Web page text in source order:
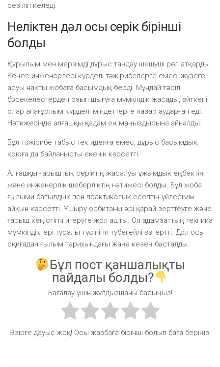
сезіліп келеді.
Неліктен дәл осы серік бірінші
болды
Құрылым мен мерзімді дұрыс таңдау шешуші рөл атқарды.
Кеңес инженерлері күрделі тәжірибелерге емес, жүзеге
асуы нақты жобаға басымдық берді. Мұндай тәсіл
бәсекелестерден озып шығуға мүмкіндік жасады, өйткені
олар анағұрлым күрделі міндеттерге назар аударған еді.
Нәтижесінде алғашқы қадам ең маңыздысына айналды.
Бұл тәжірибе табыс тек идеяға емес, дұрыс басымдық
қоюға да байланысты екенін көрсетті.
Алғашқы ғарыштық серіктің жасалуы ұжымдық еңбектің
және инженерлік шеберліктің нәтижесі болды. Бұл жоба
ғылыми батылдық пен практикалық есептің үйлесімін
айқын көрсетті. Ұшыру орбитаны әрі қарай зерттеуге және
ғарыш кеңістігін игеруге жол ашты. Ол адамзаттың техника
мүмкіндіктері туралы түсінігін түбегейлі өзгертті. Дәл осы
оқиғадан ғылым тарихындағы жаңа кезең басталды.
Бұл пост қаншалықты
пайдалы болды?
Бағалау үшін жұлдызшаны басыңыз!
Әзірге дауыс жоқ! Осы жазбаға бірінші болып баға беріңіз.